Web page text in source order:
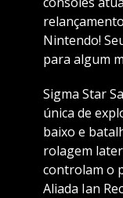
Nintendo!
para algum
Sigma Star
única de
baixo e
rolagem
controlam o
Aliada Ian